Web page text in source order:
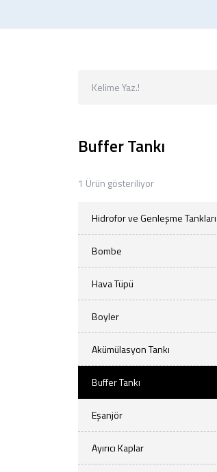
Buffer Tankı
1 Ürün gösteriliyor
Hidrofor ve Genleşme Tankları
Bombe
Hava Tüpü
Boyler
Akümülasyon Tankı
Buffer Tankı
Eşanjör
Ayırıcı Kaplar